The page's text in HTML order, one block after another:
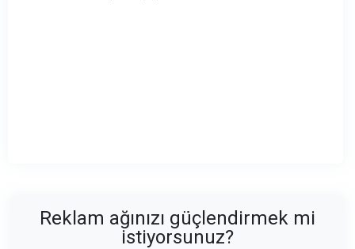
Reklam ağınızı güçlendirmek mi
istiyorsunuz?